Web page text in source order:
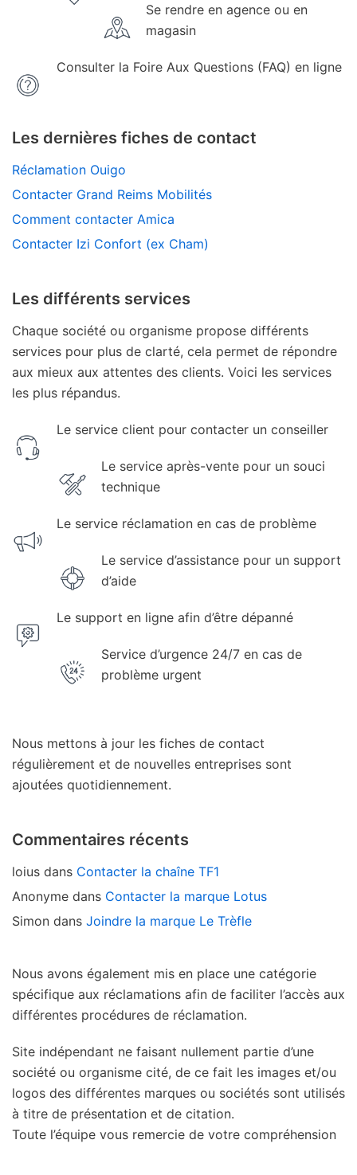
Se rendre en agence ou en
magasin
Consulter la Foire Aux Questions (FAQ) en ligne
Les dernières fiches de contact
Réclamation Ouigo
Contacter Grand Reims Mobilités
Comment contacter Amica
Contacter Izi Confort (ex Cham)
Les différents services
Chaque société ou organisme propose différents
services pour plus de clarté, cela permet de répondre
aux mieux aux attentes des clients. Voici les services
les plus répandus.
Le service client pour contacter un conseiller
Le service après-vente pour un souci
technique
Le service réclamation en cas de problème
Le service d’assistance pour un support
d’aide
Le support en ligne afin d’être dépanné
Service d’urgence 24/7 en cas de
problème urgent
Nous mettons à jour les fiches de contact
régulièrement et de nouvelles entreprises sont
ajoutées quotidiennement.
Commentaires récents
loius dans Contacter la chaîne TF1
Anonyme dans Contacter la marque Lotus
Simon dans Joindre la marque Le Trèfle
Nous avons également mis en place une catégorie
spécifique aux réclamations afin de faciliter l’accès aux
différentes procédures de réclamation.
Site indépendant ne faisant nullement partie d’une
société ou organisme cité, de ce fait les images et/ou
logos des différentes marques ou sociétés sont utilisés
à titre de présentation et de citation.
Toute l’équipe vous remercie de votre compréhension